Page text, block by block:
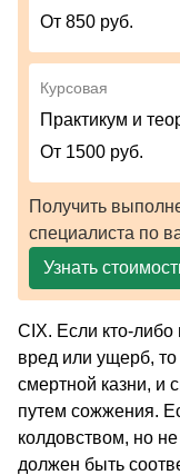
От 850 руб.
Курсовая
Практикум и
От 1500 руб.
Получить
специалиста по
Узнать
CIX. Если кто-
вред или ущерб,
смертной казни, и
путем сожжения.
колдовством, но
должен быть